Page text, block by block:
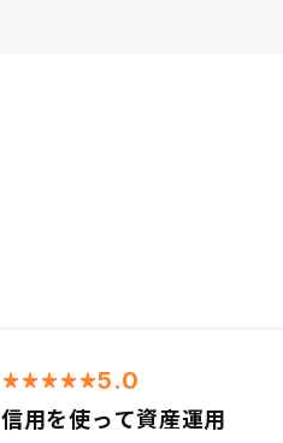
5.0
信用を使って資産運用